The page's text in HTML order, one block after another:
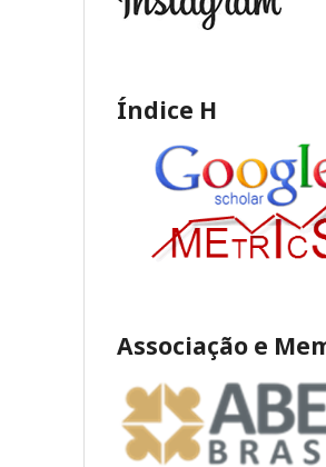
Índice H
Associação e